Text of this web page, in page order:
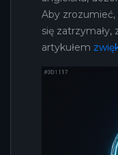
Aby
się zatrzymały,
artykułem